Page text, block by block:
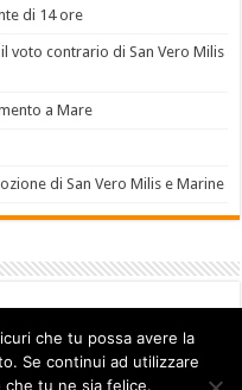
di 14 ore
voto contrario di San Vero Milis
a Mare
di San Vero Milis e Marine
che tu possa avere la
Se continui ad utilizzare
che tu ne sia felice.